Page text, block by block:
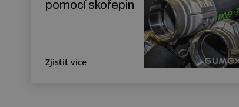
pomocí skořepin
Zjistit více